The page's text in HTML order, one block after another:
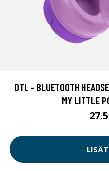
OTL - BLUETOOTH
MY LITTLE